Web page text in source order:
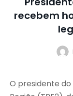
recebem
O presidente do